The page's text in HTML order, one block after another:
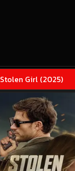
Stolen Girl (2025)